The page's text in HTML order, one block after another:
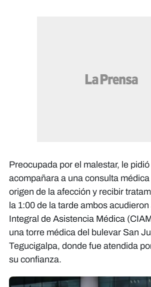
Preocupada por el malestar, le
acompañara a una consulta
origen de la afección y recibir
la 1:00 de la tarde ambos
Integral de Asistencia Médica
una torre médica del bulevar San
Tegucigalpa, donde fue atendida
su confianza.